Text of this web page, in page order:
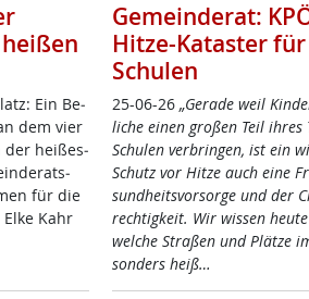
Ein Be­
dem vier
der hei­ßes­
für die
Kahr
Gemeinderat:
Hitze-Kataster
Schulen
25-06-26 „Ge­ra­de weil
li­che ei­nen gro­ßen Teil ih­res
Schu­len ver­brin­gen, ist ein
Schutz vor Hit­ze auch ei­ne
sund­heits­vor­sor­ge und der
rech­tig­keit. Wir wis­sen
wel­che Stra­ßen und Plät­ze
son­ders heiß…